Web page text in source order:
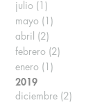
julio (1)
mayo (1)
abril (2)
febrero (2)
enero (1)
2019
diciembre (2)